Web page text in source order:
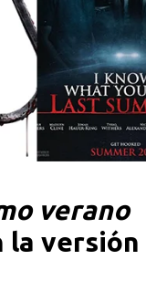
verano
la versión